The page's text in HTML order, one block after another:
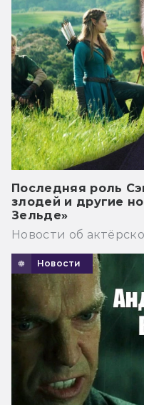
Последняя роль
злодей и другие
Зельде»
Новости об
Новости